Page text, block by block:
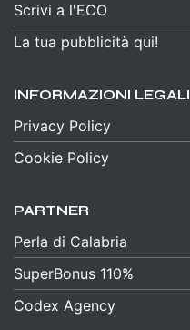
Scrivi a l'ECO
La tua pubblicità qui!
INFORMAZIONI LEGALI
Privacy Policy
Cookie Policy
PARTNER
Perla di Calabria
SuperBonus 110%
Codex Agency